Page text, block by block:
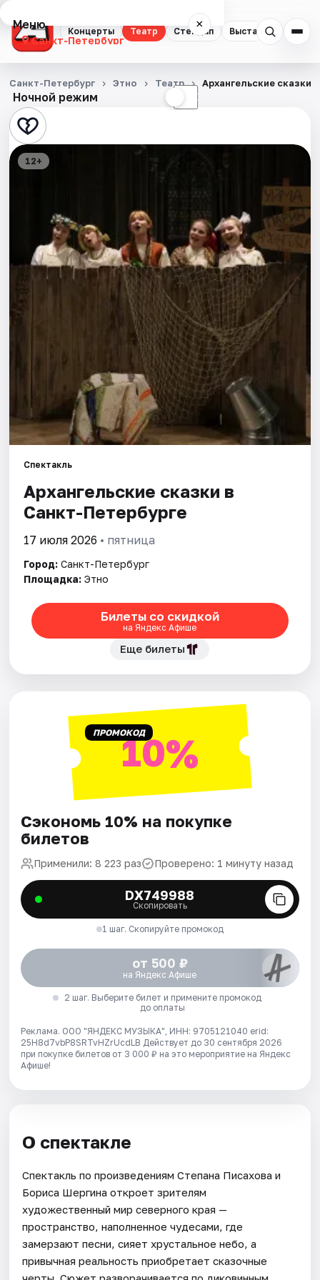
Концерты Театр Стендап Выставки
Меню ×
Санкт-Петербург
Концерты
Театр
Стендап
Экскурсии
Спорт
События
Артисты
Ночной режим ☾
Санкт-Петербург Этно Театр Архангельские сказки
12+
Спектакль
Архангельские сказки в
Санкт-Петербурге
17 июля 2026 • пятница
Город: Санкт-Петербург
Площадка: Этно
Билеты со скидкой
на Яндекс Афише
Еще билеты
ПРОМОКОД10%
Сэкономь 10% на покупке
билетов
Применили: 8 223 раз Проверено: 1 минуту назад
DX749988
Скопировать
1 шаг. Скопируйте промокод
от 500 ₽
на Яндекс Афише
2 шаг. Выберите билет и примените промокод
до оплаты
Реклама. ООО "ЯНДЕКС МУЗЫКА", ИНН: 9705121040 erid:
25H8d7vbP8SRTvHZrUcdLB Действует до 30 сентября 2026
при покупке билетов от 3 000 ₽ на это мероприятие на Яндекс
Афише!
О спектакле
Спектакль по произведениям Степана Писахова и
Бориса Шергина откроет зрителям
художественный мир северного края —
пространство, наполненное чудесами, где
замерзают песни, сияет хрустальное небо, а
привычная реальность приобретает сказочные